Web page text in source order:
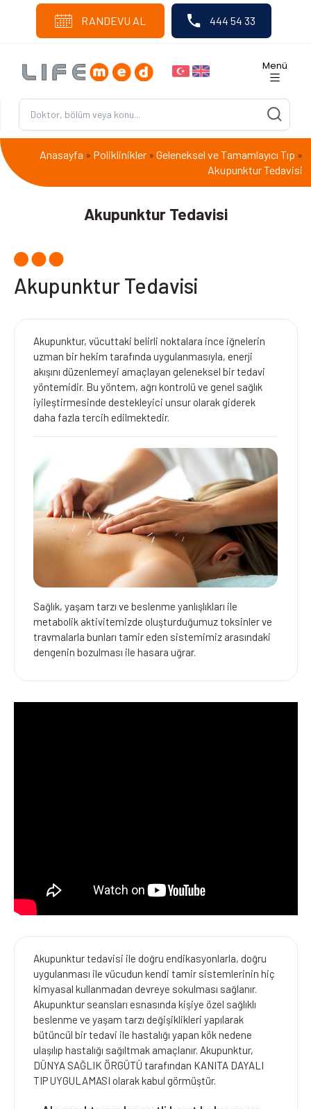
RANDEVU AL 444 54 33
Menü
Akupunktur Tedavisi
Anasayfa » Poliklinikler » Geleneksel ve Tamamlayıcı Tıp »
Akupunktur Tedavisi
Akupunktur Tedavisi
Akupunktur, vücuttaki belirli noktalara ince iğnelerin
uzman bir hekim tarafında uygulanmasıyla, enerji
akışını düzenlemeyi amaçlayan geleneksel bir tedavi
yöntemidir. Bu yöntem, ağrı kontrolü ve genel sağlık
iyileştirmesinde destekleyici unsur olarak giderek
daha fazla tercih edilmektedir.
Sağlık, yaşam tarzı ve beslenme yanlışlıkları ile
metabolik aktivitemizde oluşturduğumuz toksinler ve
travmalarla bunları tamir eden sistemimiz arasındaki
dengenin bozulması ile hasara uğrar.
Akupunktur tedavisi ile doğru endikasyonlarla, doğru
uygulanması ile vücudun kendi tamir sistemlerinin hiç
kimyasal kullanmadan devreye sokulması sağlanır.
Akupunktur seansları esnasında kişiye özel sağlıklı
beslenme ve yaşam tarzı değişiklikleri yapılarak
bütüncül bir tedavi ile hastalığı yapan kök nedene
ulaşılıp hastalığı sağıltmak amaçlanır. Akupunktur,
DÜNYA SAĞLIK ÖRGÜTÜ tarafından KANITA DAYALI
TIP UYGULAMASI olarak kabul görmüştür.